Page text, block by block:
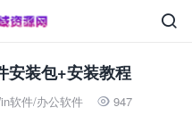

装包+安装教程
软件/办公软件  947